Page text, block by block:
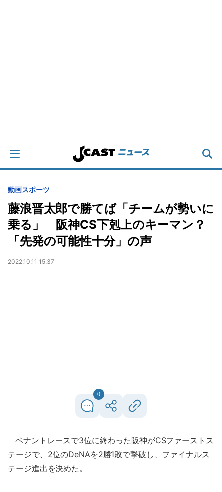
動画スポーツ
藤浪晋太郎で勝てば「チームが勢いに
乗る」 阪神CS下剋上のキーマン？
「先発の可能性十分」の声
2022.10.11 15:37
0
ペナントレースで3位に終わった阪神がCSファーストス
テージで、2位のDeNAを2勝1敗で撃破し、ファイナルス
テージ進出を決めた。